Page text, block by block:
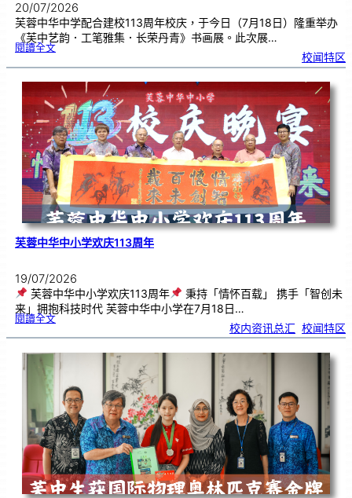
20/07/2026
芙蓉中华中学配合建校113周年校庆，于今日（7月18日）隆重举办
《芙中艺韵．工笔雅集．长荣丹青》书画展。此次展…
閱讀全文:《
艺
．
工
笔
雅
集
．
长
荣
丹
青
》
书
画
展
开
幕
校闻特区
芙蓉中华中小学欢庆113周年
19/07/2026
芙蓉中华中小学欢庆113周年
秉持「情怀百载」 携手「智创未
来」拥抱科技时代 芙蓉中华中小学在7月18日…
閱讀全文:芙
华
小
学
欢庆
周
年
校内资讯总汇 校闻特区